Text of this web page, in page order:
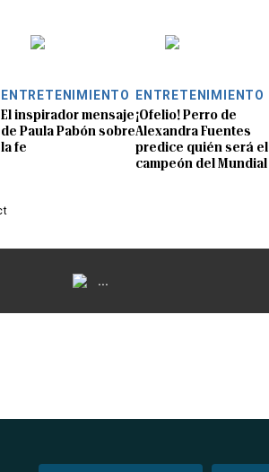
ENTRETENIMIENTO
El inspirador mensaje
de Paula Pabón sobre
la fe
ENTRETENIMIENTO
¡Ofelio! Perro de
Alexandra Fuentes
predice quién será el
campeón del Mundial
...